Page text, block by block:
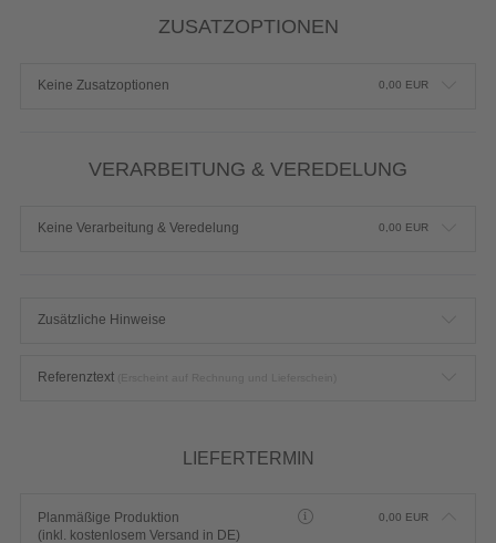
ZUSATZOPTIONEN
Keine Zusatzoptionen 0,00 EUR
VERARBEITUNG & VEREDELUNG
Keine Verarbeitung & Veredelung 0,00 EUR
Zusätzliche Hinweise
Referenztext
LIEFERTERMIN
Planmäßige Produktion
(inkl. kostenlosem Versand in DE)
0,00 EUR